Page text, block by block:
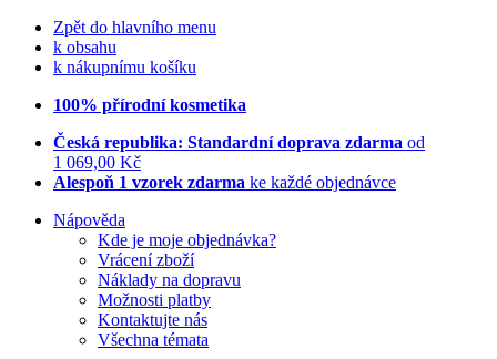
Zpět do hlavního menu
k obsahu
k nákupnímu košíku
100% přírodní kosmetika
Česká republika: Standardní doprava zdarma od
1 069,00 Kč
Alespoň 1 vzorek zdarma ke každé objednávce
Nápověda
Kde je moje objednávka?
Vrácení zboží
Náklady na dopravu
Možnosti platby
Kontaktujte nás
Všechna témata